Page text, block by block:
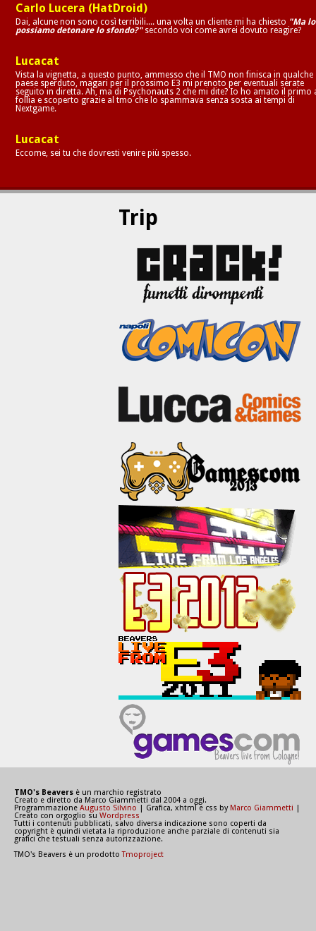
Carlo Lucera (HatDroid)
Dai, alcune non sono così terribili.... una volta un cliente mi ha chiesto "Ma lo
possiamo detonare lo sfondo?"secondo voi come avrei dovuto reagire?
Lucacat
Vista la vignetta, a questo punto, ammesso che il TMO non finisca in qualche
paese sperduto, magari per il prossimo E3 mi prenoto per eventuali serate
seguito in diretta. Ah, ma di Psychonauts 2 che mi dite? Io ho amato il primo
follia e scoperto grazie al tmo che lo spammava senza sosta ai tempi di
Nextgame.
Lucacat
Eccome, sei tu che dovresti venire più spesso.
Trip
TMO's Beavers è un marchio registrato
Creato e diretto da Marco Giammetti dal 2004 a oggi.
Programmazione Augusto Silvino | Grafica, xhtml e css byMarco Giammetti
Creato con orgoglio su Wordpress
Tutti i contenuti pubblicati, salvo diversa indicazione sono coperti da
copyright è quindi vietata la riproduzione anche parziale di contenuti sia
grafici che testuali senza autorizzazione.
TMO's Beavers è un prodottoTmoproject